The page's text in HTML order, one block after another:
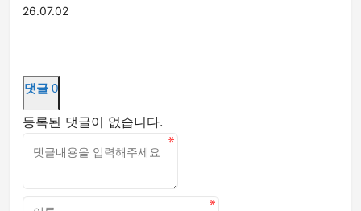
26.07.02
댓글 0
등록된 댓글이 없습니다.